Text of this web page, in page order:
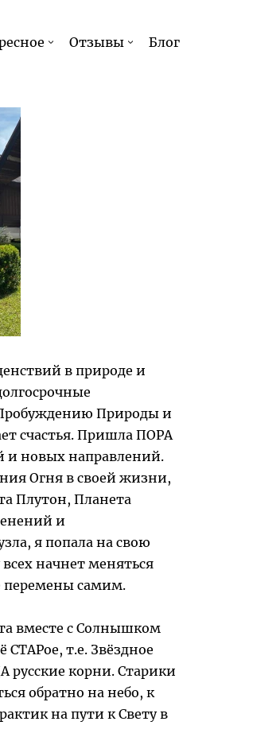
Отзывы Блог
в природе и
Пробуждению Природы и
счастья. Пришла ПОРА
и новых направлений.
Огня в своей жизни,
Плутон, Планета
и
я попала на свою
начнет меняться
перемены самим.
вместе с Солнышком
т.е. Звёздное
русские корни. Старики
обратно на небо, к
на пути к Свету в